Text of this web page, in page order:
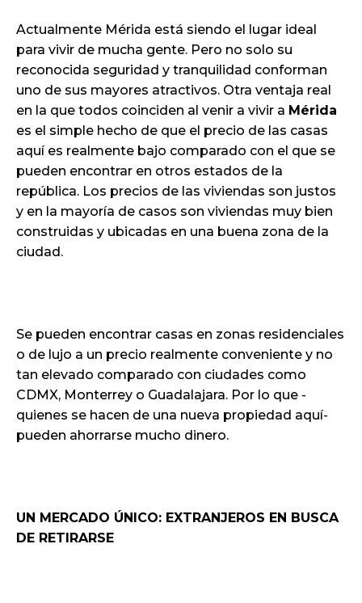
Actualmente Mérida está siendo el lugar ideal
para vivir de mucha gente. Pero no solo su
reconocida seguridad y tranquilidad conforman
uno de sus mayores atractivos. Otra ventaja real
en la que todos coinciden al venir a vivir a Mérida
es el simple hecho de que el precio de las casas
aquí es realmente bajo comparado con el que se
pueden encontrar en otros estados de la
república. Los precios de las viviendas son justos
y en la mayoría de casos son viviendas muy bien
construidas y ubicadas en una buena zona de la
ciudad.
Se pueden encontrar casas en zonas residenciales
o de lujo a un precio realmente conveniente y no
tan elevado comparado con ciudades como
CDMX, Monterrey o Guadalajara. Por lo que -
quienes se hacen de una nueva propiedad aquí-
pueden ahorrarse mucho dinero.
UN MERCADO ÚNICO: EXTRANJEROS EN BUSCA
DE RETIRARSE